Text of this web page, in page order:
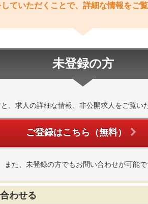
ていただくことで、詳細な情報をご覧
未登録の方
、求人の詳細な情報、非公開求人をご覧い
ご登録はこちら（無料）
また、未登録の方でもお問い合わせが可能で
わせる